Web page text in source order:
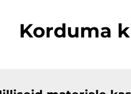
Korduma